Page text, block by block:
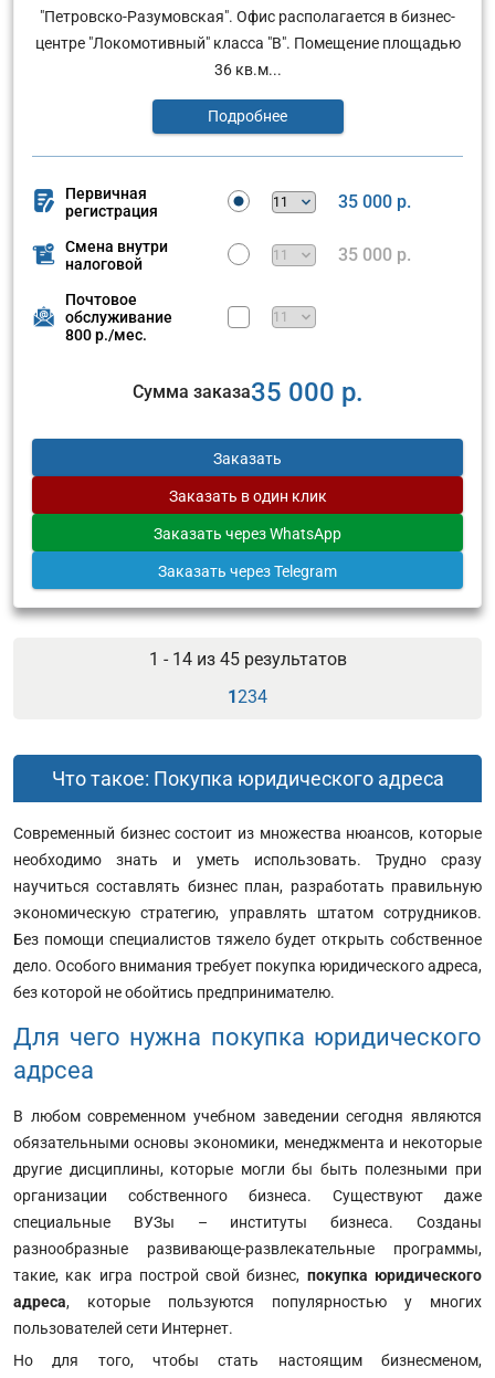
"Петровско-Разумовская". Офис располагается в бизнес-
центре "Локомотивный" класса "В". Помещение площадью
36 кв.м...
Подробнее
Первичная
регистрация
35 000 р.
Смена внутри
налоговой
35 000 р.
Почтовое
обслуживание
800 р./мес.
Сумма заказа35 000 р.
Заказать
Заказать в один клик
Заказать через WhatsApp
Заказать через Telegram
1 - 14 из 45результатов
1234
Что такое: Покупка юридического адреса
Современный бизнес состоит из множества нюансов, которые
необходимо знать и уметь использовать. Трудно сразу
научиться составлять бизнес план, разработать правильную
экономическую стратегию, управлять штатом сотрудников.
Без помощи специалистов тяжело будет открыть собственное
дело. Особого внимания требует покупка юридического адреса,
без которой не обойтись предпринимателю.
Для чего нужна покупка юридического
адрсеа
В любом современном учебном заведении сегодня являются
обязательными основы экономики, менеджмента и некоторые
другие дисциплины, которые могли бы быть полезными при
организации собственного бизнеса. Существуют даже
специальные ВУЗы – институты бизнеса. Созданы
разнообразные развивающе-развлекательные программы,
такие, как игра построй свой бизнес, покупка юридического
адреса, которые пользуются популярностью у многих
пользователей сети Интернет.
Но для того, чтобы стать настоящим бизнесменом,